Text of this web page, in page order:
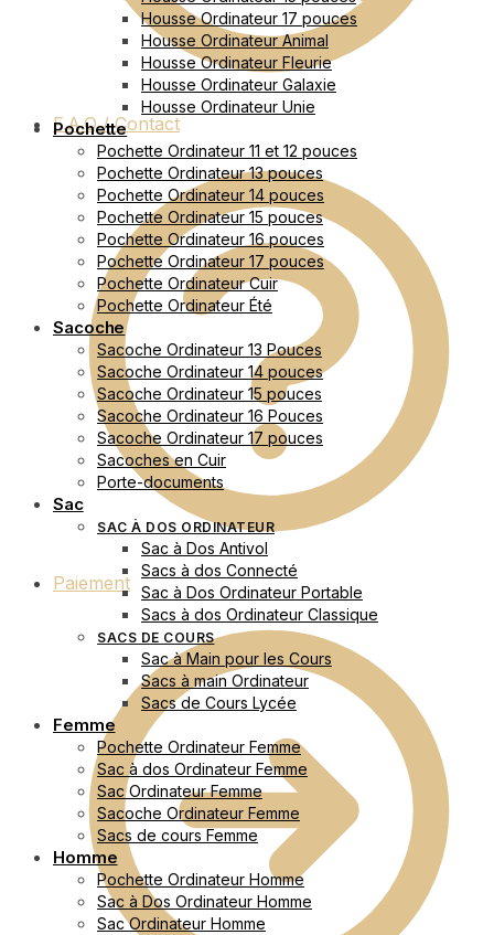
F.A.Q / Contact
Paiement
Housse Ordinateur 17 pouces
Housse Ordinateur Animal
Housse Ordinateur Fleurie
Housse Ordinateur Galaxie
Housse Ordinateur Unie
Pochette
Pochette Ordinateur 11 et 12 pouces
Pochette Ordinateur 13 pouces
Pochette Ordinateur 14 pouces
Pochette Ordinateur 15 pouces
Pochette Ordinateur 16 pouces
Pochette Ordinateur 17 pouces
Pochette Ordinateur Cuir
Pochette Ordinateur Été
Sacoche
Sacoche Ordinateur 13 Pouces
Sacoche Ordinateur 14 pouces
Sacoche Ordinateur 15 pouces
Sacoche Ordinateur 16 Pouces
Sacoche Ordinateur 17 pouces
Sacoches en Cuir
Porte-documents
Sac
SAC À DOS ORDINATEUR
Sac à Dos Antivol
Sacs à dos Connecté
Sac à Dos Ordinateur Portable
Sacs à dos Ordinateur Classique
SACS DE COURS
Sac à Main pour les Cours
Sacs à main Ordinateur
Sacs de Cours Lycée
Femme
Pochette Ordinateur Femme
Sac à dos Ordinateur Femme
Sac Ordinateur Femme
Sacoche Ordinateur Femme
Sacs de cours Femme
Homme
Pochette Ordinateur Homme
Sac à Dos Ordinateur Homme
Sac Ordinateur Homme